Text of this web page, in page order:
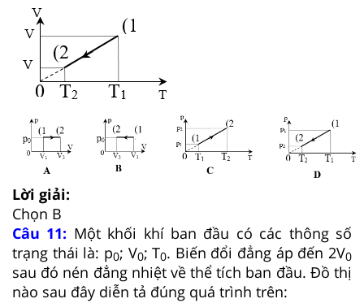
Lời giải:
Chọn B
Câu 11: Một khối khí ban đầu có các thông số
trạng thái là: p0; V0; T0. Biến đổi đẳng áp đến 2V0
sau đó nén đẳng nhiệt về thể tích ban đầu. Đồ thị
nào sau đây diễn tả đúng quá trình trên: